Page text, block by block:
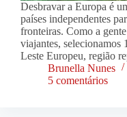
Desbravar a Europa é
países independentes
fronteiras. Como a
viajantes, selecionamos
Leste Europeu, região
Brunella Nunes
5 comentários